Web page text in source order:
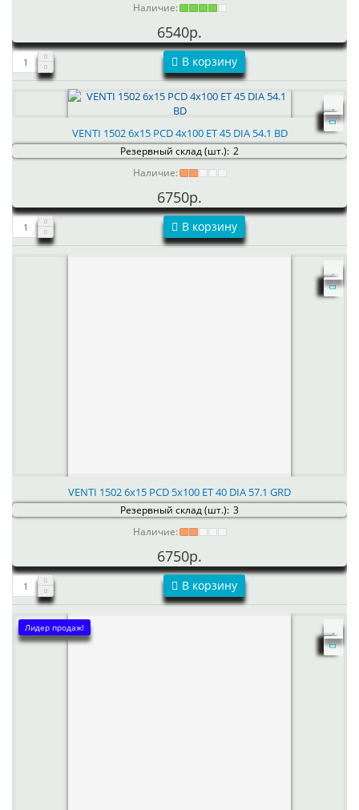
Наличие:
6540р.
В корзину
VENTI 1502 6x15 PCD 4x100 ET 45 DIA 54.1 BD
Резервный склад (шт.): 2
Наличие:
6750р.
В корзину
VENTI 1502 6x15 PCD 5x100 ET 40 DIA 57.1 GRD
Резервный склад (шт.): 3
Наличие:
6750р.
В корзину
Лидер продаж!